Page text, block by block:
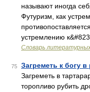
называют иногда
Футуризм, как
устремлению
Словарь
75 Загреметь к богу в
Загреметь в
торопливо рубить